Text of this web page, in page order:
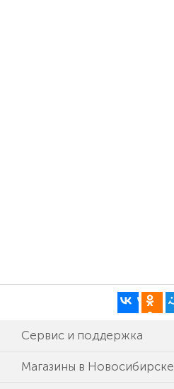
Сервис и поддержка
Магазины в Новосибирске